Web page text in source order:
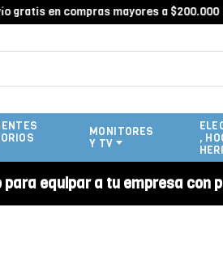
en compras mayores a $200.000 🔥
MONITORES
Y TV
,
equipar a tu empresa con